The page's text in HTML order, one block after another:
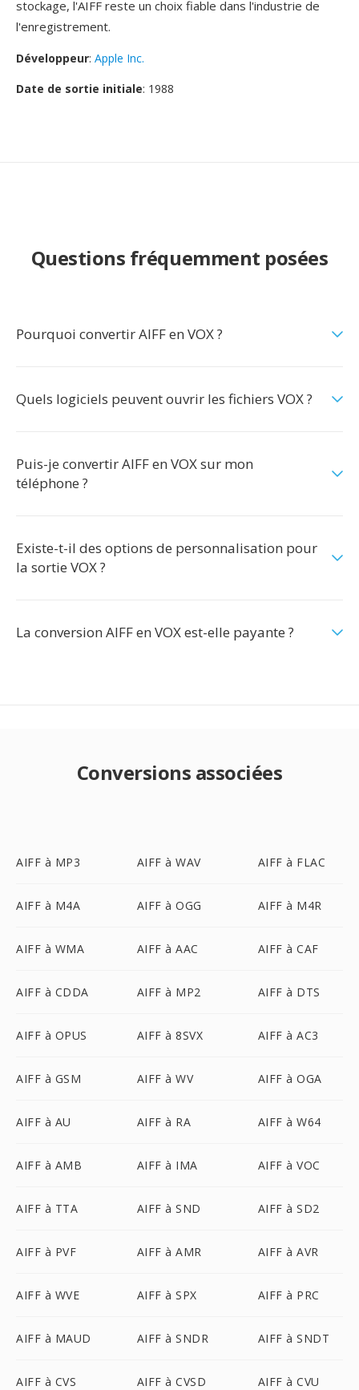
stockage, l'AIFF reste un choix fiable dans l'industrie de
l'enregistrement.
Développeur: Apple Inc.
Date de sortie initiale: 1988
Questions fréquemment posées
Pourquoi convertir AIFF en VOX ?
Quels logiciels peuvent ouvrir les fichiers VOX ?
Puis-je convertir AIFF en VOX sur mon
téléphone ?
Existe-t-il des options de personnalisation pour
la sortie VOX ?
La conversion AIFF en VOX est-elle payante ?
Conversions associées
AIFF à MP3 AIFF à WAV AIFF à FLAC
AIFF à M4A AIFF à OGG AIFF à M4R
AIFF à WMA AIFF à AAC AIFF à CAF
AIFF à CDDA AIFF à MP2 AIFF à DTS
AIFF à OPUS AIFF à 8SVX AIFF à AC3
AIFF à GSM AIFF à WV AIFF à OGA
AIFF à AU AIFF à RA AIFF à W64
AIFF à AMB AIFF à IMA AIFF à VOC
AIFF à TTA AIFF à SND AIFF à SD2
AIFF à PVF AIFF à AMR AIFF à AVR
AIFF à WVE AIFF à SPX AIFF à PRC
AIFF à MAUD AIFF à SNDR AIFF à SNDT
AIFF à CVS AIFF à CVSD AIFF à CVU